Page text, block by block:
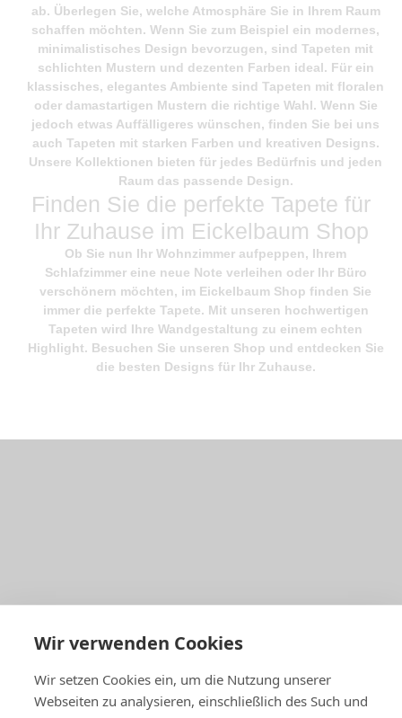
Wir verwenden Cookies
Wir setzen Cookies ein, um die Nutzung unserer
Webseiten zu analysieren, einschließlich des Such und
ab. Überlegen Sie, welche Atmosphäre Sie in Ihrem Raum
schaffen möchten. Wenn Sie zum Beispiel ein modernes,
minimalistisches Design bevorzugen, sind Tapeten mit
schlichten Mustern und dezenten Farben ideal. Für ein
klassisches, elegantes Ambiente sind Tapeten mit floralen
oder damastartigen Mustern die richtige Wahl. Wenn Sie
jedoch etwas Auffälligeres wünschen, finden Sie bei uns
auch Tapeten mit starken Farben und kreativen Designs.
Unsere Kollektionen bieten für jedes Bedürfnis und jeden
Raum das passende Design.
Finden Sie die perfekte Tapete für
Ihr Zuhause im Eickelbaum Shop
Ob Sie nun Ihr Wohnzimmer aufpeppen, Ihrem
Schlafzimmer eine neue Note verleihen oder Ihr Büro
verschönern möchten, im Eickelbaum Shop finden Sie
immer die perfekte Tapete. Mit unseren hochwertigen
Tapeten wird Ihre Wandgestaltung zu einem echten
Highlight. Besuchen Sie unseren Shop und entdecken Sie
die besten Designs für Ihr Zuhause.